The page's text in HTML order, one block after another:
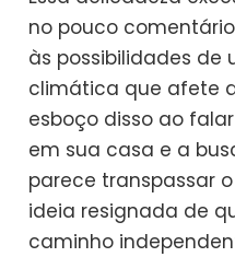
no pouco
às possibilidades de
climática que afete
esboço disso ao
em sua casa e a
parece transpassar
ideia resignada de
caminho